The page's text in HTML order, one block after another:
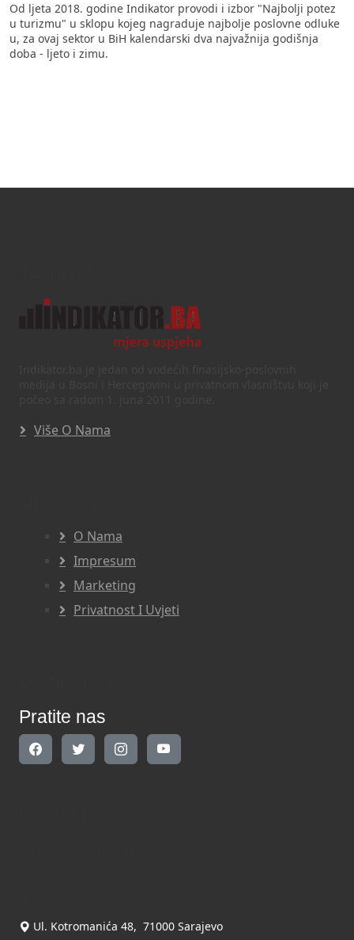
Od ljeta 2018. godine Indikator provodi i izbor "Najbolji potez
u turizmu" u sklopu kojeg nagraduje najbolje poslovne odluke
u, za ovaj sektor u BiH kalendarski dva najvažnija godišnja
doba - ljeto i zimu.
Više O Nama
O Nama
Impresum
Marketing
Privatnost I Uvjeti
Pratite nas
Ul. Kotromanića 48, 71000 Sarajevo